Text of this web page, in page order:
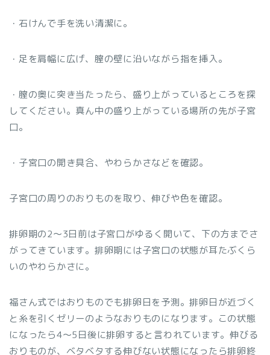
・石けんで手を洗い清潔に。
・足を肩幅に広げ、膣の壁に沿いながら指を挿入。
・膣の奥に突き当たったら、盛り上がっているところを探
してください。真ん中の盛り上がっている場所の先が子宮
口。
・子宮口の開き具合、やわらかさなどを確認。
子宮口の周りのおりものを取り、伸びや色を確認。
排卵期の2～3日前は子宮口がゆるく開いて、下の方までさ
がってきています。排卵期には子宮口の状態が耳たぶくら
いのやわらかさに。
福さん式ではおりものでも排卵日を予測。排卵日が近づく
と糸を引くゼリーのようなおりものになります。この状態
になったら4～5日後に排卵すると言われています。伸びる
おりものが、ベタベタする伸びない状態になったら排卵終